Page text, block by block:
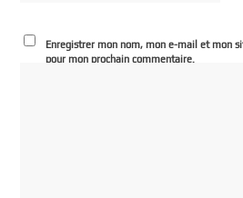
Enregistrer mon nom, mon e-mail et mon
pour mon prochain commentaire.